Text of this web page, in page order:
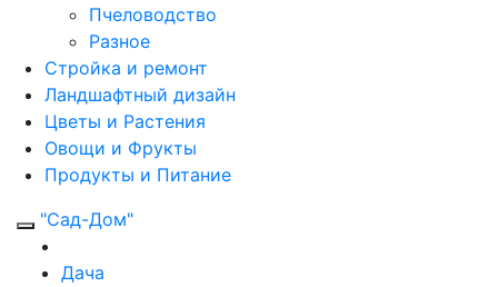
Пчеловодство
Разное
Стройка и ремонт
Ландшафтный дизайн
Цветы и Растения
Овощи и Фрукты
Продукты и Питание
"Сад-Дом"
Дача